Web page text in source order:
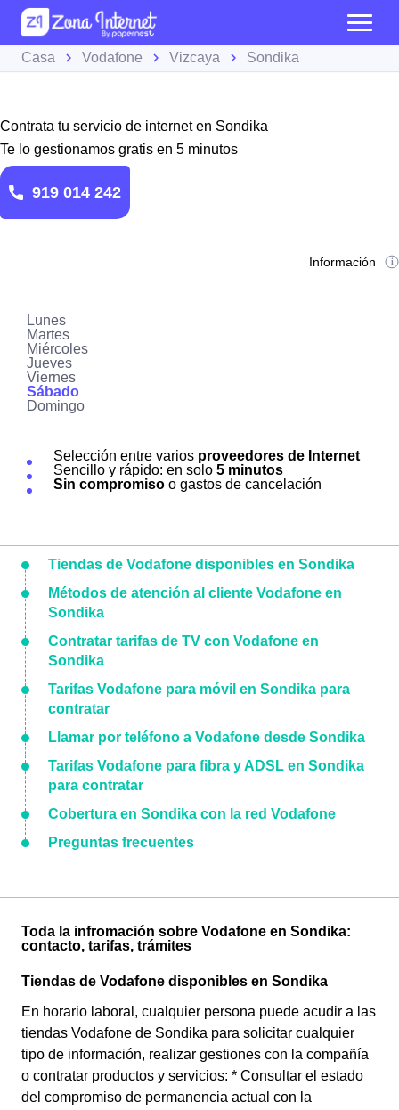
Casa Vodafone Vizcaya Sondika
Contrata tu servicio de internet en Sondika
Te lo gestionamos gratis en 5 minutos
919 014 242
Información
Lunes
Martes
Miércoles
Jueves
Viernes
Sábado
Domingo
Selección entre varios proveedores de Internet
Sencillo y rápido: en solo 5 minutos
Sin compromiso o gastos de cancelación
Tiendas de Vodafone disponibles en Sondika
Métodos de atención al cliente Vodafone en
Sondika
Contratar tarifas de TV con Vodafone en
Sondika
Tarifas Vodafone para móvil en Sondika para
contratar
Llamar por teléfono a Vodafone desde Sondika
Tarifas Vodafone para fibra y ADSL en Sondika
para contratar
Cobertura en Sondika con la red Vodafone
Preguntas frecuentes
Toda la infromación sobre Vodafone en Sondika:
contacto, tarifas, trámites
Tiendas de Vodafone disponibles en Sondika
En horario laboral, cualquier persona puede acudir a las
tiendas Vodafone de Sondika para solicitar cualquier
tipo de información, realizar gestiones con la compañía
o contratar productos y servicios: * Consultar el estado
del compromiso de permanencia actual con la